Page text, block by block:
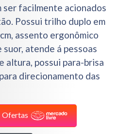
ser facilmente acionados
Possui trilho duplo em
assento ergonômico
atende á pessoas
altura, possui para-brisa
direcionamento das
Ofertas